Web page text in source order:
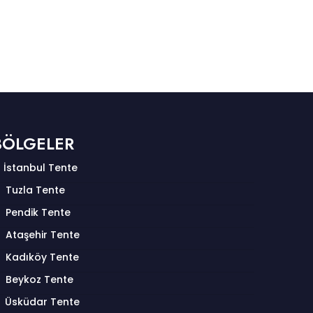
İstanbul Tente
Tuzla Tente
Pendik Tente
Ataşehir Tente
Kadıköy Tente
Beykoz Tente
Üsküdar Tente